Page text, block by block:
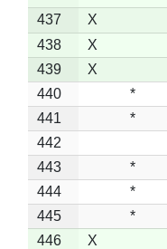
437 X
438
X
439
X
440
*
441
*
442
443
*
444
*
445
*
446
X